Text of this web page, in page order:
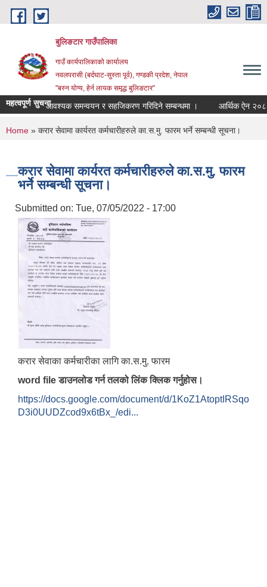
Skip to main content
बुलिङटार गाउँपालिका
गाउँ कार्यपालिकाको कार्यालय
नवलपरासी (बर्दघाट-सुस्ता पूर्व), गण्डकी प्रदेश, नेपाल
"बस्न योग्य, हेर्न लायक समृद्ध बुलिङटार"
महत्वपूर्ण सुचनाआवश्यक समन्वयन र सहजिकरण गरिदिने सम्बन्धमा । आर्थिक ऐन
You are here
Home » करार सेवामा कार्यरत कर्मचारीहरुले का.स.मु. फारम भर्ने सम्बन्धी सूचना।
करार सेवामा कार्यरत कर्मचारीहरुले का.स.मु. फारम
भर्ने सम्बन्धी सूचना।
Submitted on: Tue, 07/05/2022 - 17:00
करार सेवाका कर्मचारीका लागि का.स.मु. फारम
word file डाउनलोड गर्न तलको लिंक क्लिक गर्नुहोस।
https://docs.google.com/document/d/1KoZ1AtoptIRSqo
D3i0UUDZcod9x6tBx_/edi...